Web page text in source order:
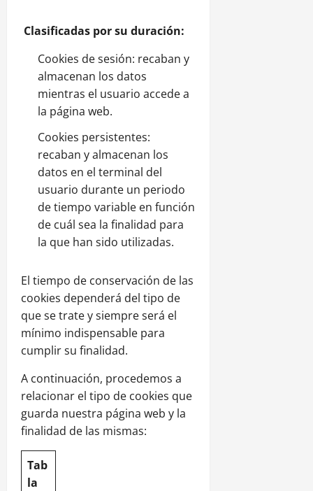
Clasificadas por su duración:
Cookies de sesión: recaban y
almacenan los datos
mientras el usuario accede a
la página web.
Cookies persistentes:
recaban y almacenan los
datos en el terminal del
usuario durante un periodo
de tiempo variable en función
de cuál sea la finalidad para
la que han sido utilizadas.
El tiempo de conservación de las
cookies dependerá del tipo de
que se trate y siempre será el
mínimo indispensable para
cumplir su finalidad.
A continuación, procedemos a
relacionar el tipo de cookies que
guarda nuestra página web y la
finalidad de las mismas:
Tab
la